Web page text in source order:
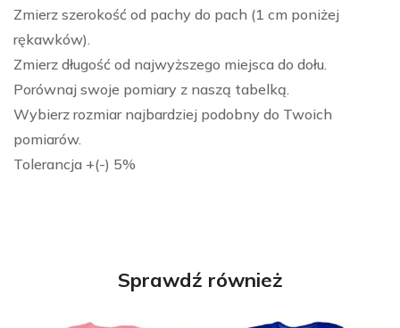
Zmierz szerokość od pachy do pach (1 cm poniżej
rękawków).
Zmierz długość od najwyższego miejsca do dołu.
Porównaj swoje pomiary z naszą tabelką.
Wybierz rozmiar najbardziej podobny do Twoich
pomiarów.
Tolerancja +(-) 5%
Sprawdź również